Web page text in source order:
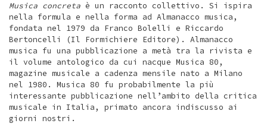
Musica concreta è un racconto collettivo. Si ispira
nella formula e nella forma ad Almanacco musica,
fondata nel 1979 da Franco Bolelli e Riccardo
Bertoncelli (Il Formichiere Editore). Almanacco
musica fu una pubblicazione a metà tra la rivista e
il volume antologico da cui nacque Musica 80,
magazine musicale a cadenza mensile nato a Milano
nel 1980. Musica 80 fu probabilmente la più
interessante pubblicazione nell’ambito della critica
musicale in Italia, primato ancora indiscusso ai
giorni nostri.